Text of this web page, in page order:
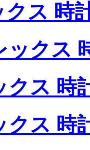
クス 時
ックス
クス 時
クス 時